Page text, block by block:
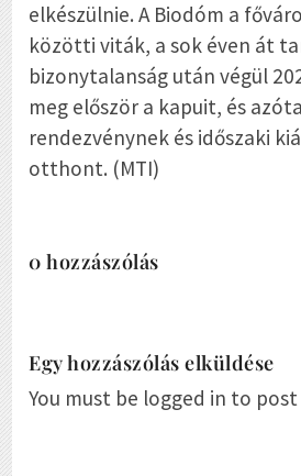
elkészülnie. A Biodóm a
közötti viták, a sok éven át
bizonytalanság után végül
meg először a kapuit, és
rendezvénynek és időszaki
otthont. (MTI)
0 hozzászólás
Egy hozzászólás elküldése
You must be logged in to